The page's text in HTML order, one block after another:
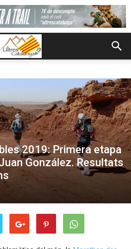
2019: Primera etapa
González. Resultats